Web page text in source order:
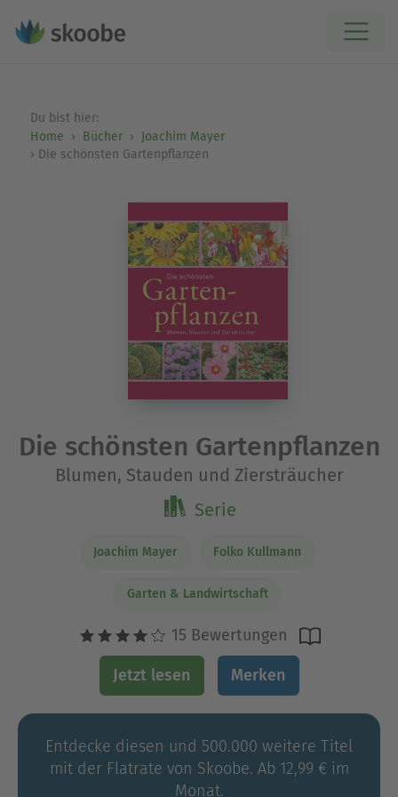
Du bist hier:
Home
Bücher
Joachim Mayer
Die schönsten Gartenpflanzen
Die schönsten Gartenpflanzen
Blumen, Stauden und Ziersträucher
Serie
Joachim Mayer Folko Kullmann
Garten & Landwirtschaft
15 Bewertungen
Jetzt lesen Merken
Entdecke diesen und 500.000 weitere Titel
mit der Flatrate von Skoobe. Ab 12,99 € im
Monat.